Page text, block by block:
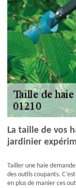
La taille de vos
jardinier
Tailler une haie
des outils coupants.
en plus de manier ces